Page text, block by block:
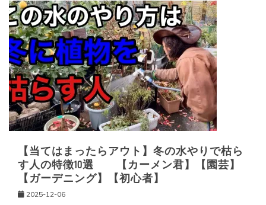
【当てはまったらアウト】冬の水やりで枯ら
す人の特徴10選 【カーメン君】【園芸】
【ガーデニング】【初心者】
2025-12-06